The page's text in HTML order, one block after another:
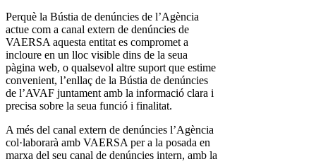
Perquè la Bústia de denúncies de l’Agència
actue com a canal extern de denúncies de
VAERSA aquesta entitat es compromet a
incloure en un lloc visible dins de la seua
pàgina web, o qualsevol altre suport que estime
convenient, l’enllaç de la Bústia de denúncies
de l’AVAF juntament amb la informació clara i
precisa sobre la seua funció i finalitat.
A més del canal extern de denúncies l’Agència
col·laborarà amb VAERSA per a la posada en
marxa del seu canal de denúncies intern, amb la